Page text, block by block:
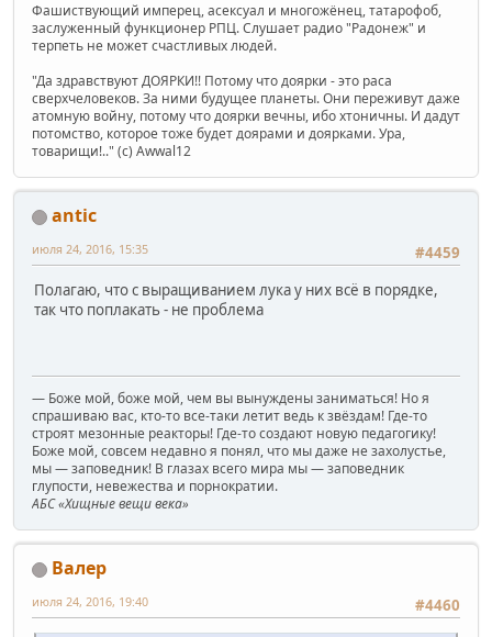
Фашиствующий имперец, асексуал и многожёнец, татарофоб,
заслуженный функционер РПЦ. Слушает радио "Радонеж" и
терпеть не может счастливых людей.
"Да здравствуют ДОЯРКИ!! Потому что доярки - это раса
сверхчеловеков. За ними будущее планеты. Они переживут даже
атомную войну, потому что доярки вечны, ибо хтоничны. И дадут
потомство, которое тоже будет доярами и доярками. Ура,
товарищи!.." (c) Awwal12
antic
#4459
июля 24, 2016, 15:35
Полагаю, что с выращиванием лука у них всё в порядке,
так что поплакать - не проблема
— Боже мой, боже мой, чем вы вынуждены заниматься! Но я
спрашиваю вас, кто-то все-таки летит ведь к звёздам! Где-то
строят мезонные реакторы! Где-то создают новую педагогику!
Боже мой, совсем недавно я понял, что мы даже не захолустье,
мы — заповедник! В глазах всего мира мы — заповедник
глупости, невежества и порнократии.
АБС «Хищные вещи века»
Валер
#4460
июля 24, 2016, 19:40